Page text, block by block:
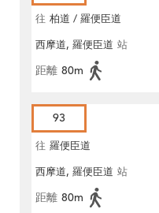
往 柏道 / 羅便臣道
西摩道, 羅便臣道 站
距離 80m
93
往 羅便臣道
西摩道, 羅便臣道 站
距離 80m